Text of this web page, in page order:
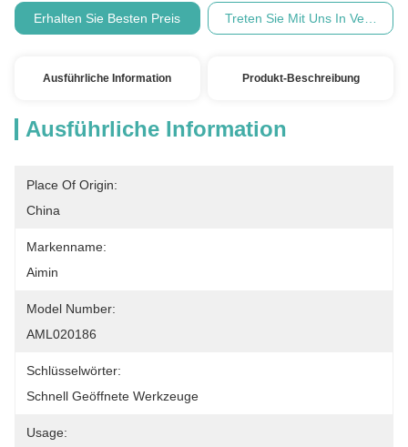
Erhalten Sie Besten Preis Treten Sie Mit Uns In
Ausführliche Information Produkt-Beschreibung
Ausführliche Information
Place Of Origin:
China
Markenname:
Aimin
Model Number:
AML020186
Schlüsselwörter:
Schnell Geöffnete Werkzeuge
Usage: